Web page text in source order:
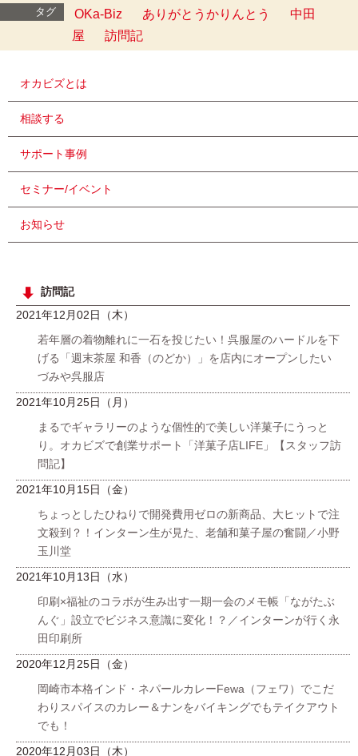
タグ OKa-Biz ありがとうかりんとう
中田
屋
訪問記
オカビズとは
相談する
サポート事例
セミナー/イベント
お知らせ
訪問記
2021年12月02日（木）
若年層の着物離れに一石を投じたい！呉服屋のハードルを下
げる「週末茶屋 和香（のどか）」を店内にオープンしたい
づみや呉服店
2021年10月25日（月）
まるでギャラリーのような個性的で美しい洋菓子にうっと
り。オカビズで創業サポート「洋菓子店LIFE」【スタッフ訪
問記】
2021年10月15日（金）
ちょっとしたひねりで開発費用ゼロの新商品、大ヒットで注
文殺到？！インターン生が見た、老舗和菓子屋の奮闘／小野
玉川堂
2021年10月13日（水）
印刷×福祉のコラボが生み出す一期一会のメモ帳「ながたぶ
んぐ」設立でビジネス意識に変化！？／インターンが行く永
田印刷所
2020年12月25日（金）
岡崎市本格インド・ネパールカレーFewa（フェワ）でこだ
わりスパイスのカレー＆ナンをバイキングでもテイクアウト
でも！
2020年12月03日（木）